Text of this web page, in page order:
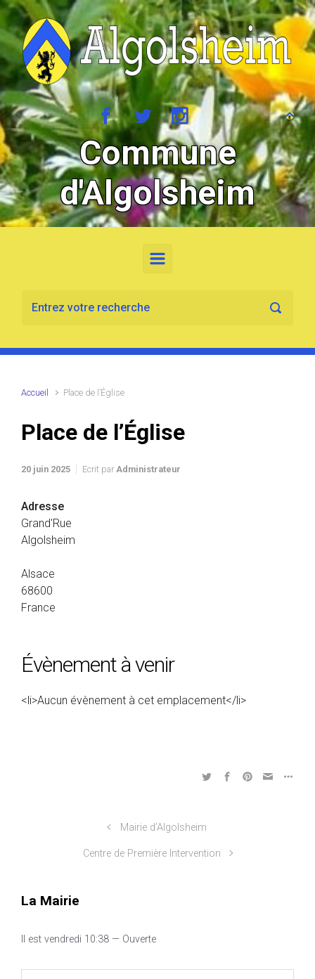
Skip to main content
Commune
d'Algolsheim
Accueil Place de l’Église
Place de l’Église
20 juin 2025 Ecrit par Administrateur
Adresse
Grand'Rue
Algolsheim
Alsace
68600
France
Évènement à venir
<li>Aucun évènement à cet emplacement</li>
Mairie d’Algolsheim
Centre de Première Intervention
La Mairie
Il est vendredi 10:38 — Ouverte